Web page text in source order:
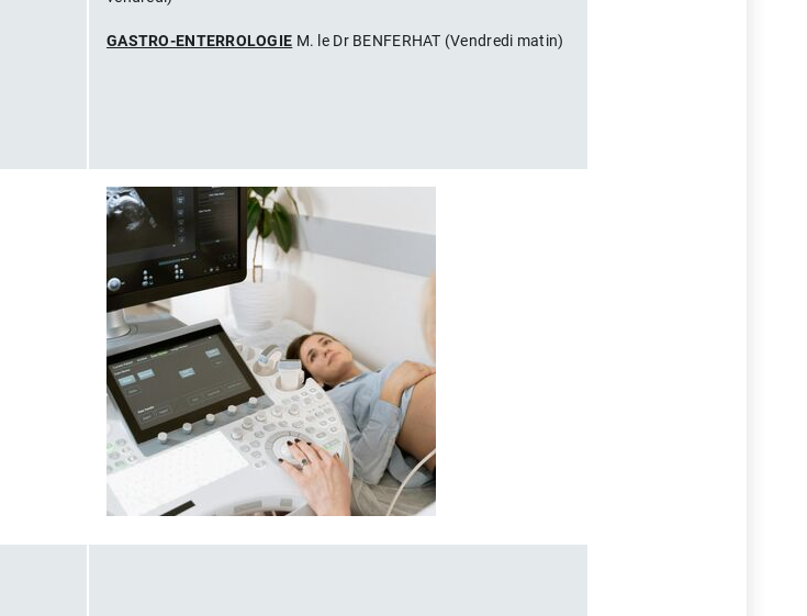
GASTRO-ENTERROLOGIE M. le Dr BENFERHAT (Vendredi matin)